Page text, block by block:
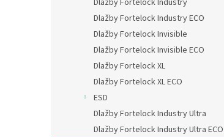
Dlažby Fortelock Industry
Dlažby Fortelock Industry ECO
Dlažby Fortelock Invisible
Dlažby Fortelock Invisible ECO
Dlažby Fortelock XL
Dlažby Fortelock XL ECO
ESD
Dlažby Fortelock Industry Ultra
Dlažby Fortelock Industry Ultra ECO